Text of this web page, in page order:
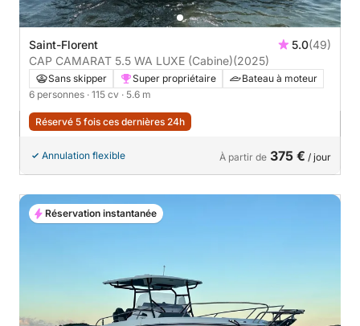
Saint-Florent 5.0(49)
CAP CAMARAT 5.5 WA LUXE (Cabine)(2025)
Sans skipper Super propriétaire
Bateau à moteur
6 personnes · 115 cv · 5.6 m
Réservé 5 fois ces dernières 24h
Annulation flexible À partir de 375 € / jour
Réservation instantanée